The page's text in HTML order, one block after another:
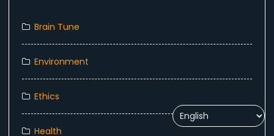
Brain Tune
Environment
Ethics
Health